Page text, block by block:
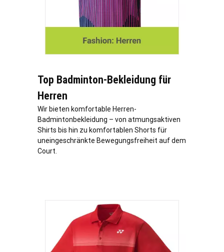
Top Badminton-Bekleidung für
Herren
Wir bieten komfortable Herren-
Badmintonbekleidung – von atmungsaktiven
Shirts bis hin zu komfortablen Shorts für
uneingeschränkte Bewegungsfreiheit auf dem
Court.